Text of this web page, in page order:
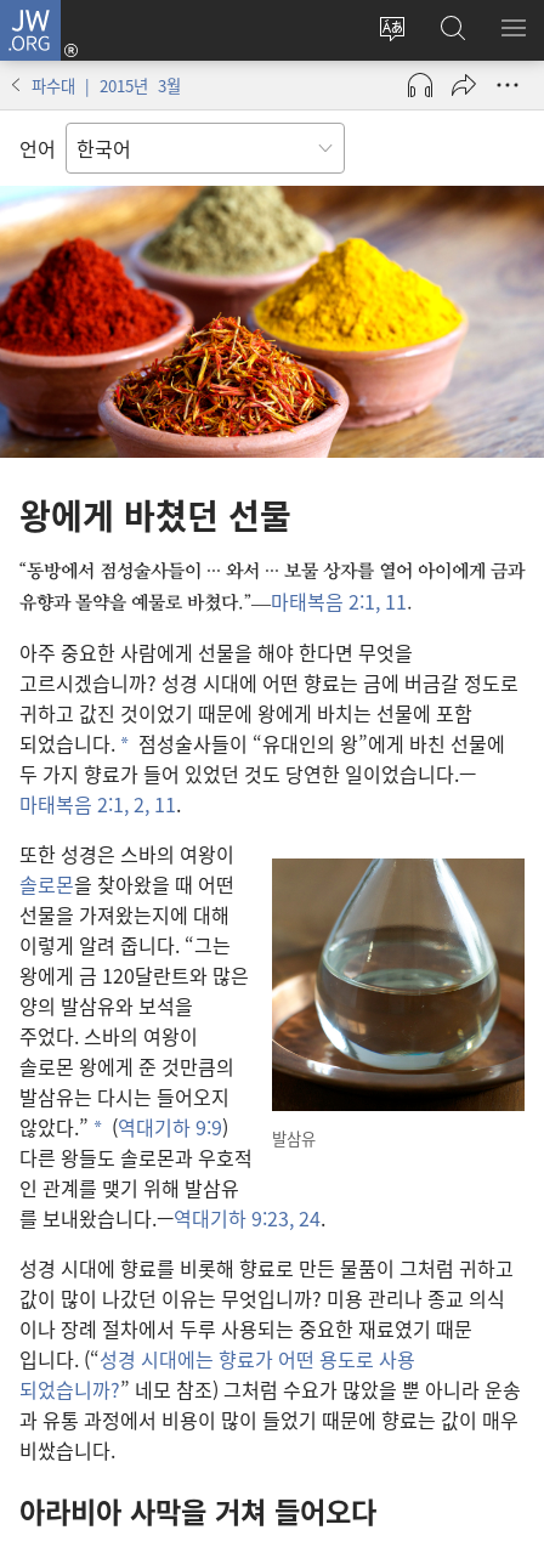
JW.ORG
사이트
언어
변경
로그인
(새로운
열기)
JW.ORG
검색
메
파수대 | 2015년 3월
언어
왕에게 바쳤던 선물
“동방에서 점성술사들이 ··· 와서 ··· 보물 상자를 열어 아이 에게 금과
유향과 몰약을 예물로 바쳤다.”—마태복음 2:1, 11.
아주 중요한 사람에게 선물을 해야 한다면 무엇을
고르시겠습니까? 성경 시대에 어떤 향료는 금에 버금갈 정도로
귀하고 값진 것이었기 때문에 왕에게 바치는 선물에 포함
되었습니다. * 점성술사들이 “유대인의 왕”에게 바친 선물에
두 가지 향료가 들어 있었던 것도 당연한 일이었습니다.—
마태복음 2:1, 2, 11.
발삼유
또한 성경은 스바의 여왕이
솔로몬을 찾아왔을 때 어떤
선물을 가져왔는지에 대해
이렇게 알려 줍니다. “그는
왕에게 금 120달란트와 많은
양의 발삼유와 보석을
주었다. 스바의 여왕이
솔로몬 왕에게 준 것만큼의
발삼유는 다시는 들어오지
않았다.” * (역대기하 9:9)
다른 왕들도 솔로몬과 우호적
인 관계를 맺기 위해 발삼유
를 보내왔습니다.—역대기하 9:23, 24.
성경 시대에 향료를 비롯해 향료로 만든 물품이 그처럼 귀하고
값이 많이 나갔던 이유는 무엇입니까? 미용 관리나 종교 의식
이나 장례 절차에서 두루 사용되는 중요한 재료였기 때문
입니다. (“성경 시대에는 향료가 어떤 용도로 사용
되었습니까?” 네모 참조) 그처럼 수요가 많았을 뿐 아니라 운송
과 유통 과정에서 비용이 많이 들었기 때문에 향료는 값이 매우
비쌌습니다.
아라비아 사막을 거쳐 들어오다